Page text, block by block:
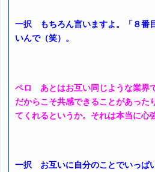
一択 もちろん言いますよ。「８番
いんで（笑）。
ペロ あとはお互い同じような業界
だからこそ共感できることがあった
てくれるというか。それは本当に心
一択 お互いに自分のことでいっぱ